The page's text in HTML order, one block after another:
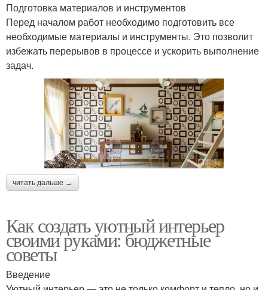
Подготовка материалов и инструментов
Перед началом работ необходимо подготовить все
необходимые материалы и инструменты. Это позволит
избежать перерывов в процессе и ускорить выполнение
задач.
читать дальше →
Как создать уютный интерьер
своими руками: бюджетные
советы
Введение